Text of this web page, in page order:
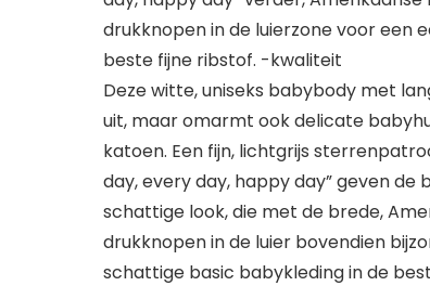
drukknopen in de luierzone voor een
beste fijne ribstof. -kwaliteit
Deze witte, uniseks babybody met
uit, maar omarmt ook delicate
katoen. Een fijn, lichtgrijs
day, every day, happy day” geven
schattige look, die met de brede,
drukknopen in de luier bovendien
schattige basic babykleding in de